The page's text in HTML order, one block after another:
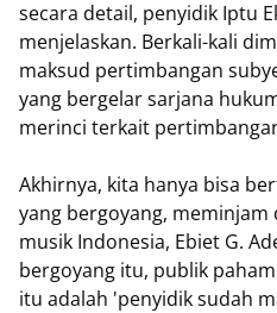
secara detail, penyidik Iptu
menjelaskan. Berkali-kali
maksud pertimbangan
yang bergelar sarjana
merinci terkait
Akhirnya, kita hanya bisa
yang bergoyang, meminjam
musik Indonesia, Ebiet G.
bergoyang itu, publik
itu adalah 'penyidik sudah